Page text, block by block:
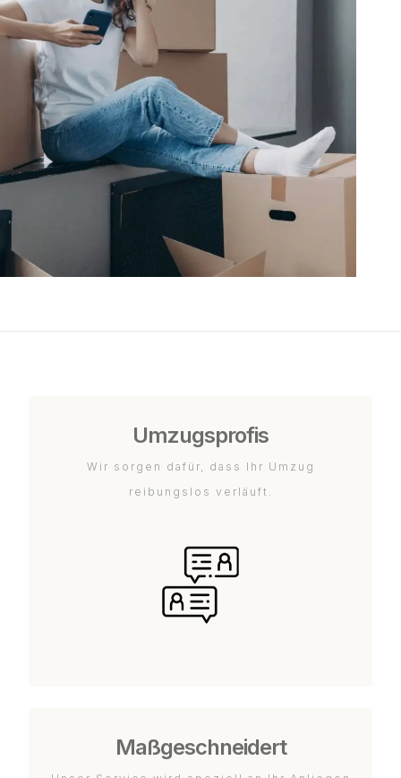
Umzugsprofis
Wir sorgen dafür, dass Ihr Umzug
reibungslos verläuft.
Maßgeschneidert